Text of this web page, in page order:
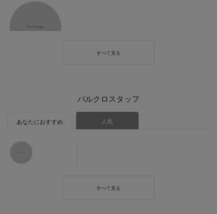
パルクロスタッフ
あなたにおすすめ 人気